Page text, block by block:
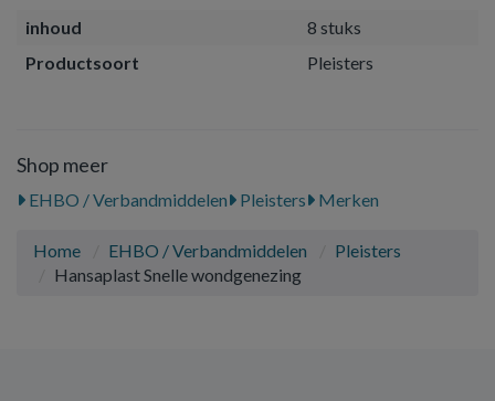
inhoud
8 stuks
Productsoort
Pleisters
Shop meer
EHBO / Verbandmiddelen Pleisters Merken
Home EHBO / Verbandmiddelen
Pleisters
Hansaplast Snelle wondgenezing